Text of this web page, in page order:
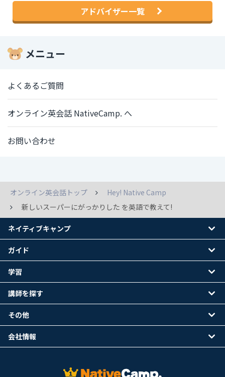
アドバイザー一覧
メニュー
よくあるご質問
オンライン英会話 NativeCamp. へ
お問い合わせ
オンライン英会話トップ
Hey! Native Camp
新しいスーパーにがっかりした を英語で教えて!
ネイティブキャンプ
ガイド
学習
講師を探す
その他
会社情報